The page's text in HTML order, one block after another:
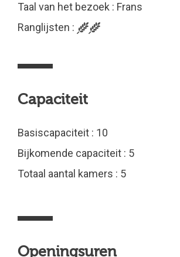
Taal van het bezoek : Frans
Ranglijsten :
Capaciteit
Basiscapaciteit : 10
Bijkomende capaciteit : 5
Totaal aantal kamers : 5
Openingsuren